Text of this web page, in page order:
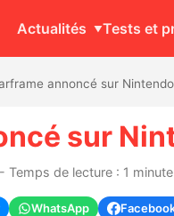
Actualités Tests et
annoncé sur
sur
Temps de lecture : 1 minute
WhatsApp